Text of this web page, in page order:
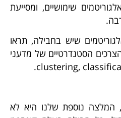
שימושיים, ומסייעת
שיש בחבילה, תראו
הסטנדרטיים של מדעני
המלצה נוספת שלנו היא לא